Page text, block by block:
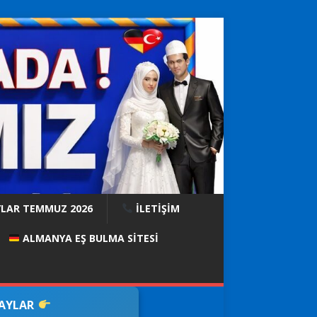
TEMMUZ 2026 İLETİŞİM
ALMANYA EŞ BULMA SITESI